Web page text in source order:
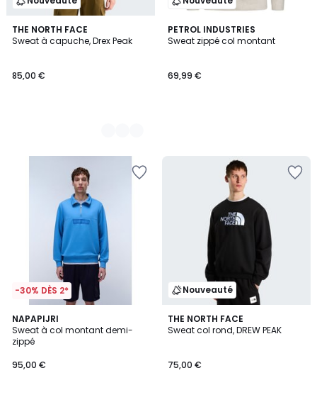
THE NORTH FACE
Sweat à capuche, Drex Peak
85,00 €
2
Couleurs
PETROL INDUSTRIES
Sweat zippé col montant
69,99 €
-30% DÈS 2*
NAPAPIJRI
Sweat à col montant demi-
zippé
95,00 €
Nouveauté
THE NORTH FACE
Sweat col rond, DREW PEAK
75,00 €